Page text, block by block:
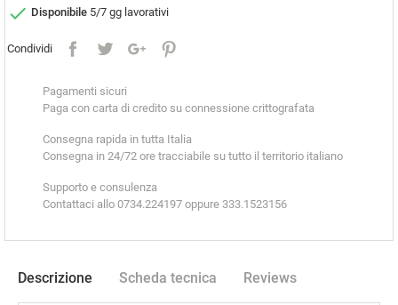
 Disponibile 5/7 gg lavorativi
Condividi
Pagamenti sicuri
Paga con carta di credito su connessione crittografata
Consegna rapida in tutta Italia
Consegna in 24/72 ore tracciabile su tutto il territorio italiano
Supporto e consulenza
Contattaci allo 0734.224197 oppure 333.1523156
Descrizione Scheda tecnica Reviews